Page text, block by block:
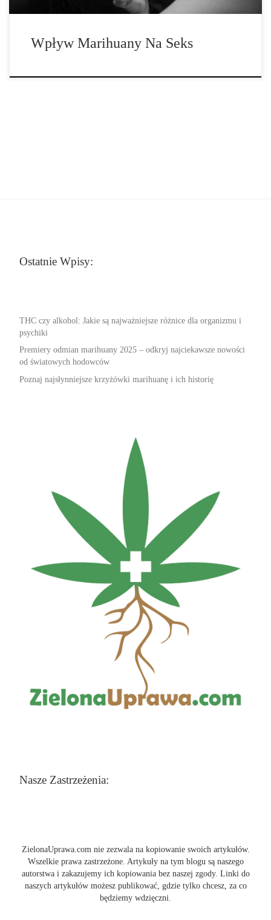
Wpływ Marihuany Na Seks
Ostatnie Wpisy:
THC czy alkohol: Jakie są najważniejsze różnice dla organizmu i
psychiki
Premiery odmian marihuany 2025 – odkryj najciekawsze nowości
od światowych hodowców
Poznaj najsłynniejsze krzyżówki marihuanę i ich historię
Nasze Zastrzeżenia:
ZielonaUprawa.com nie zezwala na kopiowanie swoich artykułów.
Wszelkie prawa zastrzeżone. Artykuły na tym blogu są naszego
autorstwa i zakazujemy ich kopiowania bez naszej zgody. Linki do
naszych artykułów możesz publikować, gdzie tylko chcesz, za co
będziemy wdzięczni.